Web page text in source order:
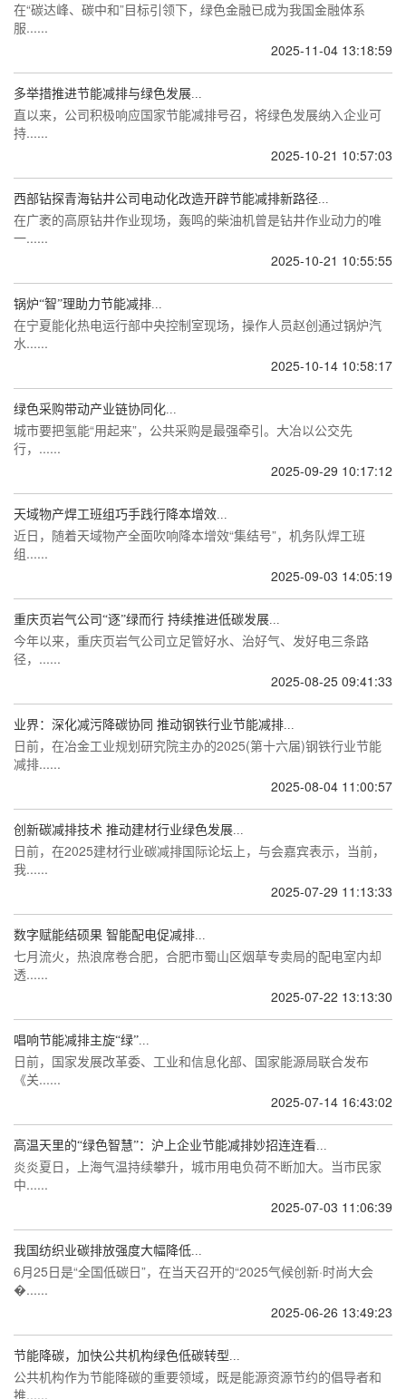
在“碳达峰、碳中和”目标引领下，绿色金融已成为我国金融体系
服......
2025-11-04 13:18:59
多举措推进节能减排与绿色发展...
直以来，公司积极响应国家节能减排号召，将绿色发展纳入企业可
持......
2025-10-21 10:57:03
西部钻探青海钻井公司电动化改造开辟节能减排新路径...
在广袤的高原钻井作业现场，轰鸣的柴油机曾是钻井作业动力的唯
一......
2025-10-21 10:55:55
锅炉“智”理助力节能减排...
在宁夏能化热电运行部中央控制室现场，操作人员赵创通过锅炉汽
水......
2025-10-14 10:58:17
绿色采购带动产业链协同化...
城市要把氢能“用起来”，公共采购是最强牵引。大冶以公交先
行，......
2025-09-29 10:17:12
天域物产焊工班组巧手践行降本增效...
近日，随着天域物产全面吹响降本增效“集结号”，机务队焊工班
组......
2025-09-03 14:05:19
重庆页岩气公司“逐”绿而行 持续推进低碳发展...
今年以来，重庆页岩气公司立足管好水、治好气、发好电三条路
径，......
2025-08-25 09:41:33
业界：深化减污降碳协同 推动钢铁行业节能减排...
日前，在冶金工业规划研究院主办的2025(第十六届)钢铁行业节能
减排......
2025-08-04 11:00:57
创新碳减排技术 推动建材行业绿色发展...
日前，在2025建材行业碳减排国际论坛上，与会嘉宾表示，当前，
我......
2025-07-29 11:13:33
数字赋能结硕果 智能配电促减排...
七月流火，热浪席卷合肥，合肥市蜀山区烟草专卖局的配电室内却
透......
2025-07-22 13:13:30
唱响节能减排主旋“绿”...
日前，国家发展改革委、工业和信息化部、国家能源局联合发布
《关......
2025-07-14 16:43:02
高温天里的“绿色智慧”：沪上企业节能减排妙招连连看...
炎炎夏日，上海气温持续攀升，城市用电负荷不断加大。当市民家
中......
2025-07-03 11:06:39
我国纺织业碳排放强度大幅降低...
6月25日是“全国低碳日”，在当天召开的“2025气候创新·时尚大会
�......
2025-06-26 13:49:23
节能降碳，加快公共机构绿色低碳转型...
公共机构作为节能降碳的重要领域，既是能源资源节约的倡导者和
推......